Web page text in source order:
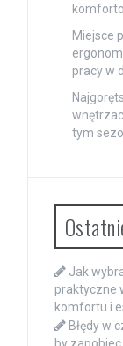
Miejsce
pracy w
tym
Jak
praktyczne
komfortu i
Błędy w
by